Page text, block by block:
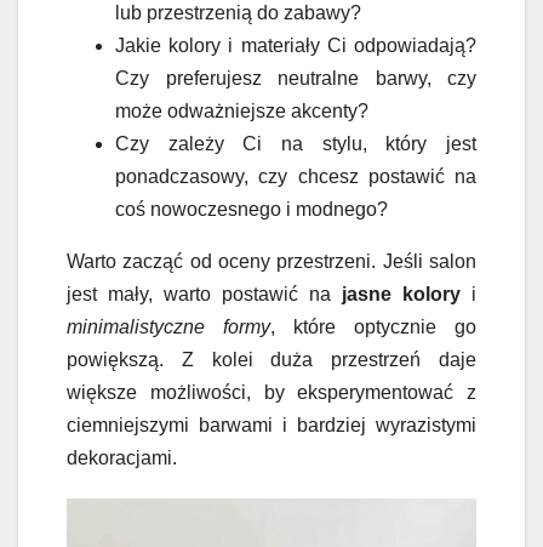
lub przestrzenią do zabawy?
Jakie kolory i materiały Ci odpowiadają?
Czy preferujesz neutralne barwy, czy
może odważniejsze akcenty?
Czy zależy Ci na stylu, który jest
ponadczasowy, czy chcesz postawić na
coś nowoczesnego i modnego?
Warto zacząć od oceny przestrzeni. Jeśli salon
jest mały, warto postawić na jasne kolory i
minimalistyczne formy, które optycznie go
powiększą. Z kolei duża przestrzeń daje
większe możliwości, by eksperymentować z
ciemniejszymi barwami i bardziej wyrazistymi
dekoracjami.